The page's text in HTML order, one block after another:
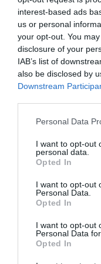
interest-based ads
us or personal
your opt-out. You
disclosure of your
IAB’s list of
also be disclosed by
Downstream
Personal Data
I want to opt-out
personal data.
Opted In
I want to opt-out
Personal Data.
Opted In
I want to opt-out
Personal Data
Opted In
Στο έργο
ομάδα του
Πανεπιστημίου
συνεισφέροντας
γνώση σε θέματα
ενέργειας και
«Η επιλογή μας
επιβεβαίωση της
υποστηρίζει, από
καινοτόμων,
λύσεων
δήλωσε ο Π
DOTSOFT ΑΕ,